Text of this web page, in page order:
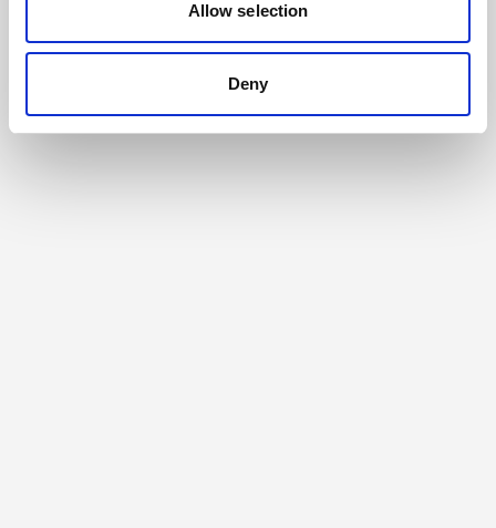
Allow selection
Deny